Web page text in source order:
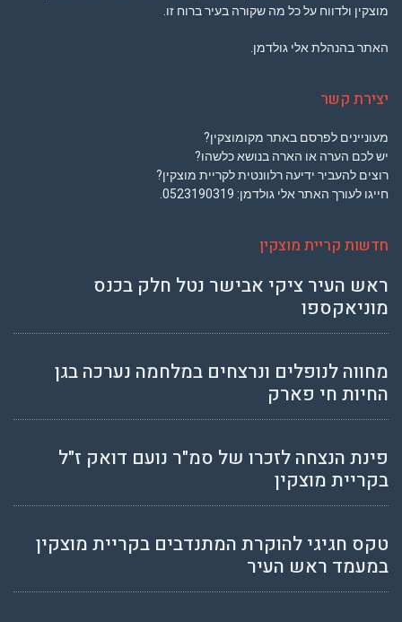
מוצקין ולדווח על כל מה שקורה בעיר ברוח זו.
האתר בהנהלת אלי גולדמן.
יצירת קשר
מעוניינים לפרסם באתר מקומוצקין?
יש לכם הערה או הארה בנושא כלשהו?
רוצים להעביר ידיעה רלוונטית לקריית מוצקין?
חייגו לעורך האתר אלי גולדמן: 0523190319
חדשות קריית מוצקין
ראש העיר ציקי אבישר נטל חלק בכנס
מוניאקספו
מחווה לנופלים ונרצחים במלחמה נערכה בגן
החיות חי פארק
פינת הנצחה לזכרו של סמ"ר נועם דואק ז"ל
בקריית מוצקין
טקס חגיגי להוקרת המתנדבים בקריית מוצקין
במעמד ראש העיר